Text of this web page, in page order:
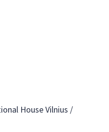
House Vilnius /